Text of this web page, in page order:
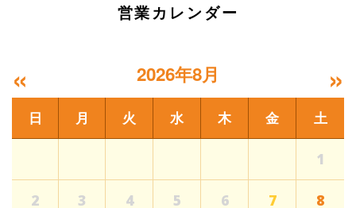
営業カレンダー
« 2026年8月 »
日 月 火 水 木 金 土
1
2 3 4 5 6 7 8